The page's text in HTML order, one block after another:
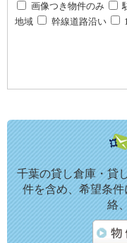
画像つき物件のみ
地域
幹線道路沿い
千葉の貸し倉庫・貸
件を含め、希望条
絡